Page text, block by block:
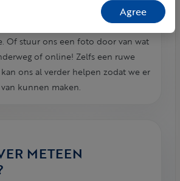
ontwerp maken via onze 3D-
Of stuur ons een foto door van wat
of online! Zelfs een ruwe
ons al verder helpen zodat we er
kunnen maken.
METEEN
Agree